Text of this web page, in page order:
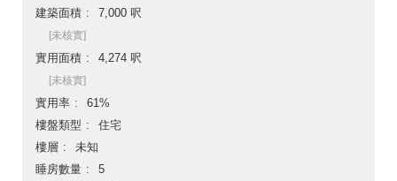
建築面積
7,000 呎
[未核實]
實用面積 4,274 呎
[未核實]
實用率
61%
樓盤類型
住宅
樓層
未知
睡房數量
5